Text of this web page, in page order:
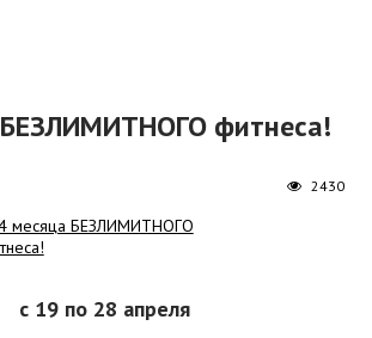
фитнеса!
2430
с 19 по 28 апреля